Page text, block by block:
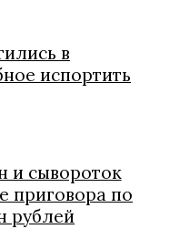
в
испортить
и сывороток
приговора по
рублей